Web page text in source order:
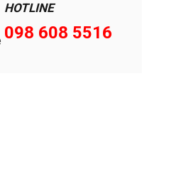
HOTLINE
098 608 5516